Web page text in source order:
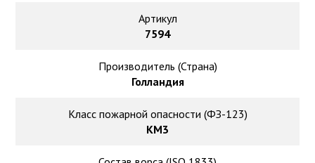
Артикул
7594
Производитель (Страна)
Голландия
Класс пожарной опасности (ФЗ-123)
КМ3